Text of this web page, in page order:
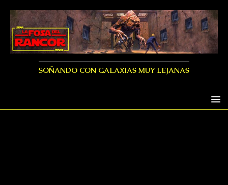
SOÑANDO CON GALAXIAS MUY LEJANAS